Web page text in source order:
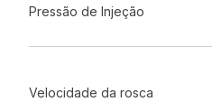
Pressão de Injeção
Velocidade da rosca